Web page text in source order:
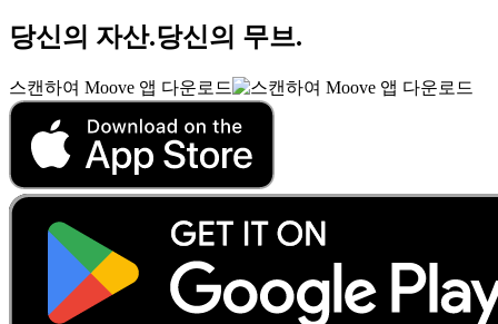
당신의 자산.당신의 무브.
스캔하여 Moove 앱 다운로드